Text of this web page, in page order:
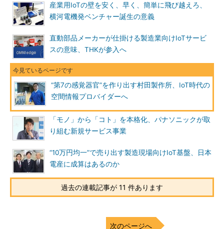
産業用IoTの壁を安く、早く、簡単に飛び越えろ、
横河電機発ベンチャー誕生の意義
直動部品メーカーが仕掛ける製造業向けIoTサービ
スの意味、THKが参入へ
“第7の感覚器官”を作り出す村田製作所、IoT時代の
空間情報プロバイダーへ
「モノ」から「コト」を本格化、パナソニックが取
り組む新規サービス事業
“10万円均一”で売り出す製造現場向けIoT基盤、日本
電産に成算はあるのか
過去の連載記事が 11 件あります
次のページへ